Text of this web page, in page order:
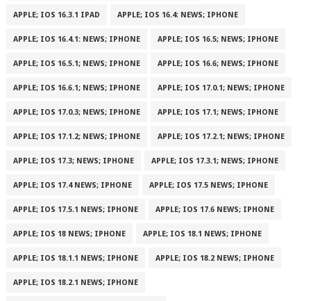
APPLE; IOS 16.3.1 IPAD APPLE; IOS 16.4: NEWS; IPHONE
APPLE; IOS 16.4.1: NEWS; IPHONE APPLE; IOS 16.5; NEWS; IPHONE
APPLE; IOS 16.5.1; NEWS; IPHONE APPLE; IOS 16.6; NEWS; IPHONE
APPLE; IOS 16.6.1; NEWS; IPHONE APPLE; IOS 17.0.1; NEWS; IPHONE
APPLE; IOS 17.0.3; NEWS; IPHONE APPLE; IOS 17.1; NEWS; IPHONE
APPLE; IOS 17.1.2; NEWS; IPHONE APPLE; IOS 17.2.1; NEWS; IPHONE
APPLE; IOS 17.3; NEWS; IPHONE APPLE; IOS 17.3.1; NEWS; IPHONE
APPLE; IOS 17.4 NEWS; IPHONE APPLE; IOS 17.5 NEWS; IPHONE
APPLE; IOS 17.5.1 NEWS; IPHONE APPLE; IOS 17.6 NEWS; IPHONE
APPLE; IOS 18 NEWS; IPHONE APPLE; IOS 18.1 NEWS; IPHONE
APPLE; IOS 18.1.1 NEWS; IPHONE APPLE; IOS 18.2 NEWS; IPHONE
APPLE; IOS 18.2.1 NEWS; IPHONE